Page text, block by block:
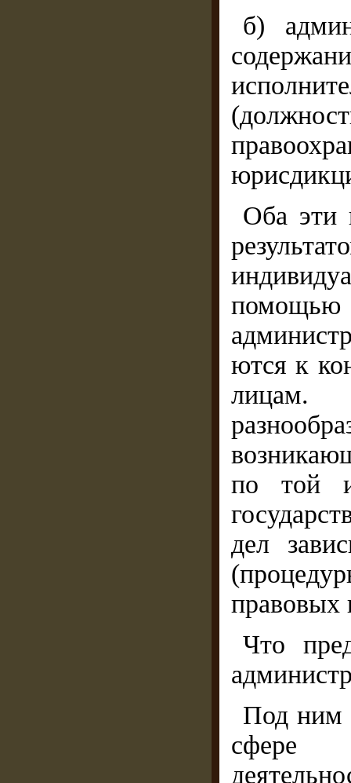
б)
Оба эти
ются к
лицам.
по той
дел
правовых
Что
Под ним
сфере